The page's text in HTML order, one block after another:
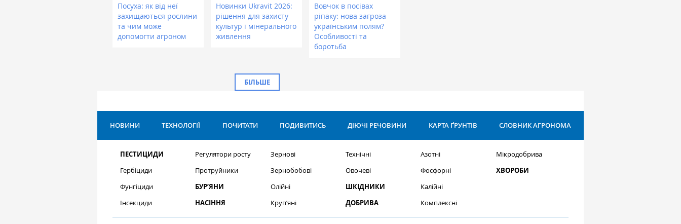
Посуха: як від неї
захищаються рослини
та чим може
допомогти агроном
Новинки Ukravit 2026:
рішення для захисту
культур і мінерального
живлення
Вовчок в посівах
ріпаку: нова загроза
українським полям?
Особливості та
боротьба
БІЛЬШЕ
НОВИНИ ТЕХНОЛОГІЇ ПОЧИТАТИ ПОДИВИТИСЬ ДІЮЧІ РЕЧОВИНИ КАРТА ҐРУНТІВ СЛОВНИК АГРОНОМА
ПЕСТИЦИДИ
Гербіциди
Фунгіциди
Інсекциди
Регулятори росту
Протруйники
БУР’ЯНИ
НАСІННЯ
Зернові
Зернобобові
Олійні
Круп’яні
Технічні
Овочеві
ШКІДНИКИ
ДОБРИВА
Азотні
Фосфорні
Калійні
Комплексні
Мікродобрива
ХВОРОБИ